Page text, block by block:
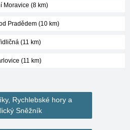
Moravice (8 km)
Pradědem (10 km)
(11 km)
(11 km)
Rychlebské hory a
Sněžník